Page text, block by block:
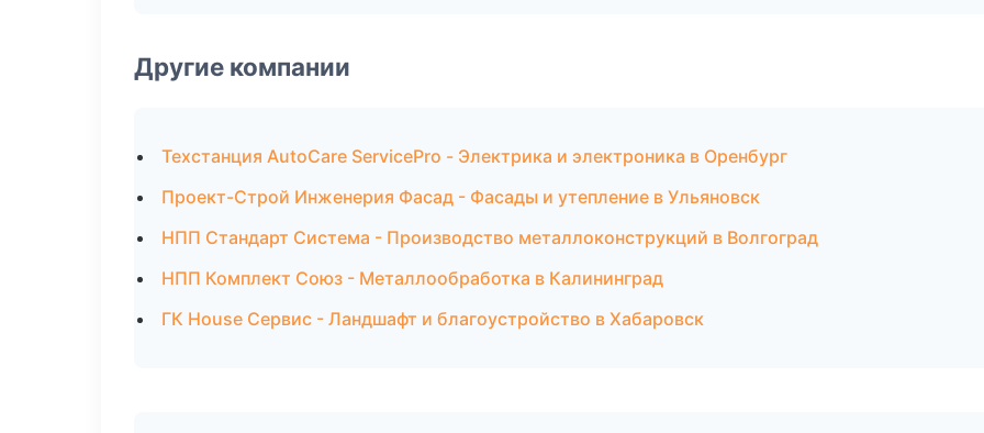
Другие компании
Техстанция AutoCare ServicePro - Электрика и электроника в Оренбург
Проект-Строй Инженерия Фасад - Фасады и утепление в Ульяновск
НПП Стандарт Система - Производство металлоконструкций в Волгоград
НПП Комплект Союз - Металлообработка в Калининград
ГК House Сервис - Ландшафт и благоустройство в Хабаровск